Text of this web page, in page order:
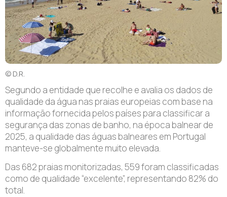
© D.R.
Segundo a entidade que recolhe e avalia os dados de
qualidade da água nas praias europeias com base na
informação fornecida pelos países para classificar a
segurança das zonas de banho, na época balnear de
2025, a qualidade das águas balneares em Portugal
manteve-se globalmente muito elevada.
Das 682 praias monitorizadas, 559 foram classificadas
como de qualidade “excelente”, representando 82% do
total.